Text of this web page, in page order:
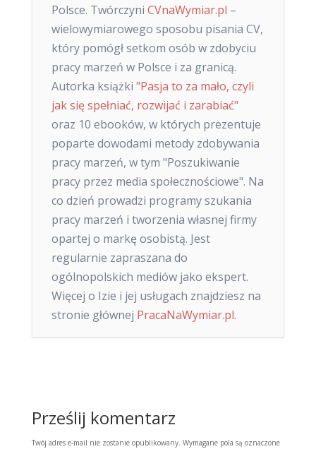
Polsce. Twórczyni CVnaWymiar.pl –
wielowymiarowego sposobu pisania CV,
który pomógł setkom osób w zdobyciu
pracy marzeń w Polsce i za granicą.
Autorka książki "Pasja to za mało, czyli
jak się spełniać, rozwijać i zarabiać"
oraz 10 ebooków, w których prezentuje
poparte dowodami metody zdobywania
pracy marzeń, w tym "Poszukiwanie
pracy przez media społecznościowe". Na
co dzień prowadzi programy szukania
pracy marzeń i tworzenia własnej firmy
opartej o markę osobistą. Jest
regularnie zapraszana do
ogólnopolskich mediów jako ekspert.
Więcej o Izie i jej usługach znajdziesz na
stronie głównej PracaNaWymiar.pl.
Prześlij komentarz
Twój adres e-mail nie zostanie opublikowany. Wymagane pola są oznaczone